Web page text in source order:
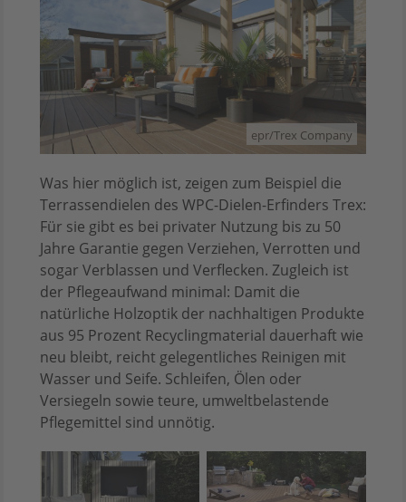
epr/Trex Company
Was hier möglich ist, zeigen zum Beispiel die
Terrassendielen des WPC-Dielen-Erfinders Trex:
Für sie gibt es bei privater Nutzung bis zu 50
Jahre Garantie gegen Verziehen, Verrotten und
sogar Verblassen und Verflecken. Zugleich ist
der Pflegeaufwand minimal: Damit die
natürliche Holzoptik der nachhaltigen Produkte
aus 95 Prozent Recyclingmaterial dauerhaft wie
neu bleibt, reicht gelegentliches Reinigen mit
Wasser und Seife. Schleifen, Ölen oder
Versiegeln sowie teure, umweltbelastende
Pflegemittel sind unnötig.